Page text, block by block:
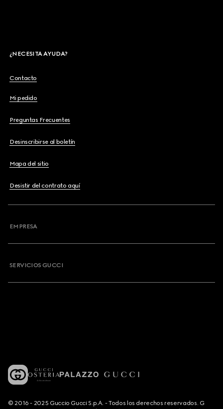
¿NECESITA AYUDA?
Contacto
Mi pedido
Preguntas Frecuentes
Desinscribirse al boletín
Mapa del sitio
Desistir del contrato aquí
EMPRESA
SERVICIOS GUCCI
© 2016 - 2025 Guccio Gucci S.p.A. - Todos los derechos reservados. G